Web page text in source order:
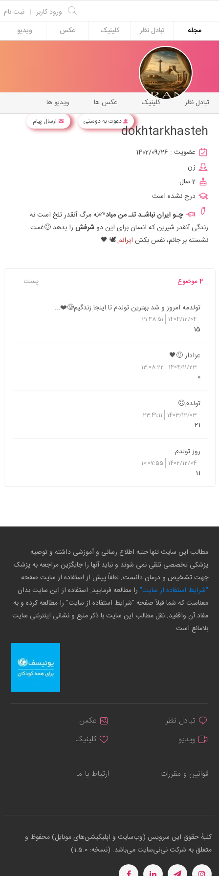
ثبت نام | ورود کاربر
مجله
تبادل نظر کلینیک عکس ویدیو
دعوت به دوستی ارسال پیام
ویدیو ها عکس ها کلینیک تبادل نظر
dokhtarkhasteh
عضویت : 1402/09/26
زن
2 سال
درج نشده است
چـو ایران نباشـد تنـ من مباد🌱️نه مرگ آنقدر تلخ است نه
زندگی آنقدر شیرین که انسان برای این دوشرفش را بدهد 🙂غمت
نشسته بر جانم، نفس بکش ایرانم.🕊️ 🖤‏
4 موضوع پست
تولدمه امروز و شد بهترین تولدم تا اینجا زندگیم🥲❤️...
1404/12/04
21:48:51
15
عزادار 🙂🖤
1404/11/23
13:08:22
0
تولدم🙃
1403/12/03
23:41:11
21
روز تولدم
1402/12/04
10:07:55
11
مطالب این سایت تنها جنبه اطلاع رسانی و آموزشی داشته و توصیه
پزشکی تخصصی تلقی نمی شوند و نباید آنها را جایگزین مراجعه به پزشک
جهت تشخیص و درمان دانست. لطفاً پیش از استفاده از سایت صفحه
"شرایط استفاده از سایت" را مطالعه فرمایید. استفاده از این سایت بدان
معناست که شما قبلاً صفحه "شرایط استفاده از سایت" را مطالعه کرده و به
مفاد آن واقفید. نقل مطالب این سایت با ذکر منبع و نشانی اینترنتی سایت
بلامانع است
تبادل نظر
عکس
ویدیو
کلینیک
قوانین و مقررات ارتباط با ما
کلیهٔ حقوق این سرویس (وب‌سایت و اپلیکیشن‌های موبایل) محفوظ و
متعلق به شرکت نی‌نی‌سایت می‌باشد. (نسخه: 1.5.0)